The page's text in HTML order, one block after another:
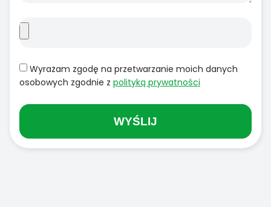
Wyrażam zgodę na przetwarzanie moich danych
osobowych zgodnie z polityką prywatności
WYŚLIJ